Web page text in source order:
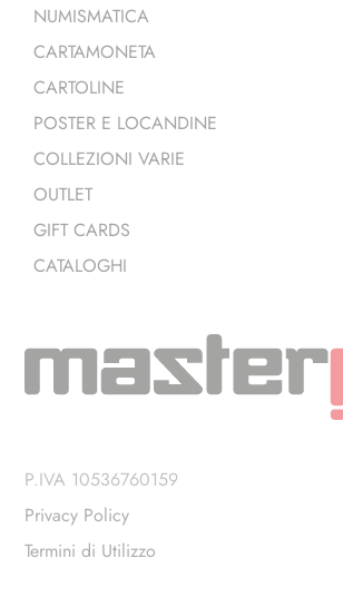
NUMISMATICA
CARTAMONETA
CARTOLINE
POSTER E LOCANDINE
COLLEZIONI VARIE
OUTLET
GIFT CARDS
CATALOGHI
P.IVA 10536760159
Privacy Policy
Termini di Utilizzo